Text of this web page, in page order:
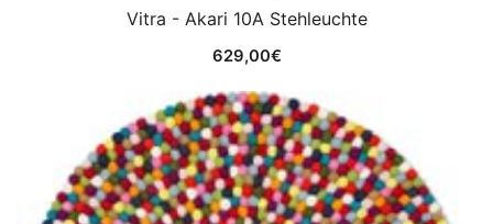
Vitra - Akari 10A Stehleuchte
629,00€